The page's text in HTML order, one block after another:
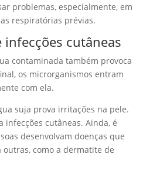
problemas, especialmente, em
respiratórias prévias.
infecções cutâneas
contaminada também provoca
os microrganismos entram
com ela.
suja prova irritações na pele.
infecções cutâneas. Ainda, é
desenvolvam doenças que
como a dermatite de